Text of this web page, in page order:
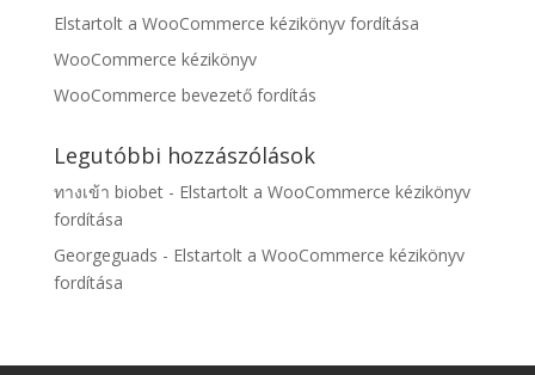
Elstartolt a WooCommerce kézikönyv fordítása
WooCommerce kézikönyv
WooCommerce bevezető fordítás
Legutóbbi hozzászólások
ทางเข้า biobet- Elstartolt a WooCommerce kézikönyv
fordítása
Georgeguads - Elstartolt a WooCommerce kézikönyv
fordítása